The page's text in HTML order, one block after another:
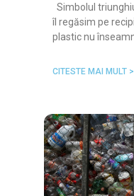
Simbolul
îl regăsim pe
plastic nu
CITESTE MAI MULT >